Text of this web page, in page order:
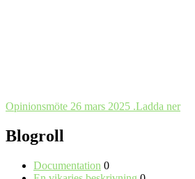
Opinionsmöte 26 mars 2025 .Ladda ner
Blogroll
Documentation 0